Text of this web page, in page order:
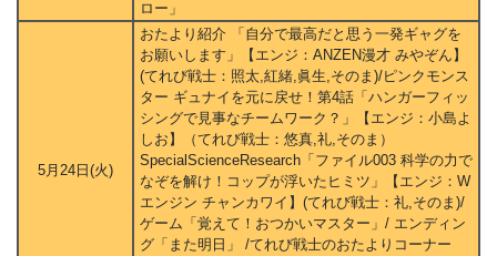
ロー」
5月24日(火)
おたより紹介 「自分で最高だと思う一発ギャグを
お願いします」【エンジ：ANZEN漫才 みやぞん】
(てれび戦士：照太,紅緒,眞生,そのま)/ピンクモンス
ター ギュナイを元に戻せ！第4話「ハンガーフィッ
シングで見事なチームワーク？」【エンジ：小島よ
しお】（てれび戦士：悠真,礼,そのま）
SpecialScienceResearch「ファイル003 科学の力で
なぞを解け！コップが浮いたヒミツ」【エンジ：W
エンジン チャンカワイ】(てれび戦士：礼,そのま)/
ゲーム「覚えて！おつかいマスター」/ エンディン
グ「また明日」 /てれび戦士のおたよりコーナー